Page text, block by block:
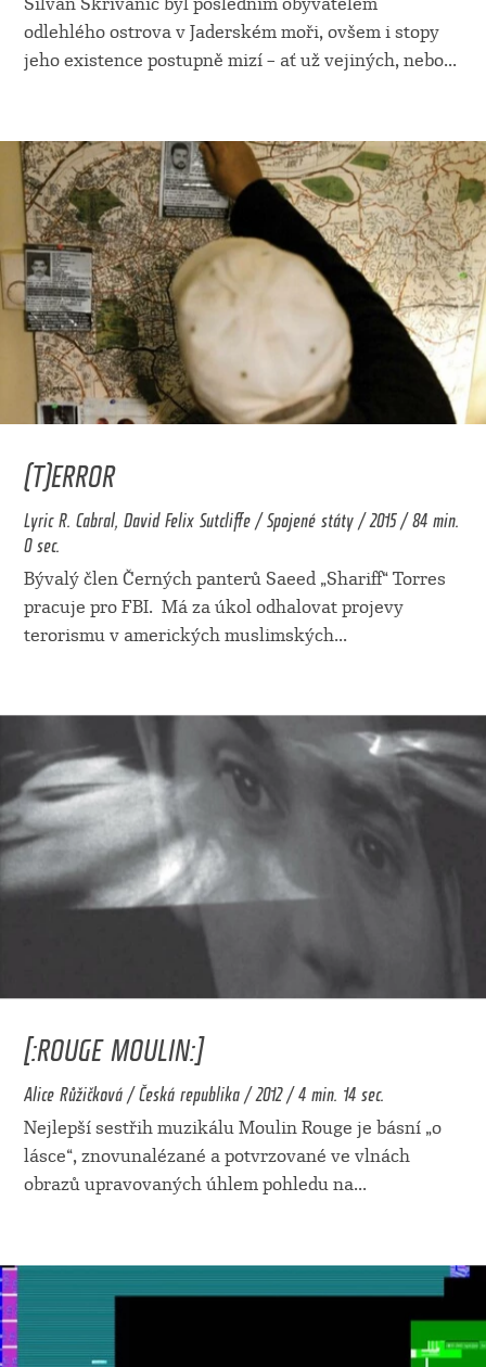
odlehlého ostrova v Jaderském moři, ovšem i stopy
jeho existence postupně mizí –⁠⁠⁠⁠⁠⁠ ať už vejiných, nebo...
(T)ERROR
Lyric R. Cabral, David Felix Sutcliffe / Spojené státy / 2015 / 84 min.
0 sec.
Bývalý člen Černých panterů Saeed „Shariff“ Torres
pracuje pro FBI. Má za úkol odhalovat projevy
terorismu v amerických muslimských...
[:ROUGE MOULIN:]
Alice Růžičková / Česká republika / 2012 / 4 min. 14 sec.
Nejlepší sestřih muzikálu Moulin Rouge je básní „o
lásce“, znovunalézané a potvrzované ve vlnách
obrazů upravovaných úhlem pohledu na...